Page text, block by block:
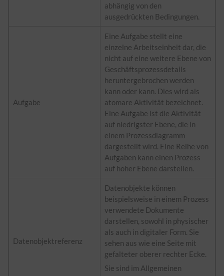
abhängig von den
ausgedrückten Bedingungen.
Aufgabe
Eine Aufgabe stellt eine
einzelne Arbeitseinheit dar, die
nicht auf eine weitere Ebene von
Geschäftsprozessdetails
heruntergebrochen werden
kann oder kann. Dies wird als
atomare Aktivität bezeichnet.
Eine Aufgabe ist die Aktivität
auf niedrigster Ebene, die in
einem Prozessdiagramm
dargestellt wird. Eine Reihe von
Aufgaben kann einen Prozess
auf hoher Ebene darstellen.
Datenobjektreferenz
Datenobjekte können
beispielsweise in einem Prozess
verwendete Dokumente
darstellen, sowohl in physischer
als auch in digitaler Form. Sie
sehen aus wie eine Seite mit
gefalteter oberer rechter Ecke.
Sie sind im Allgemeinen